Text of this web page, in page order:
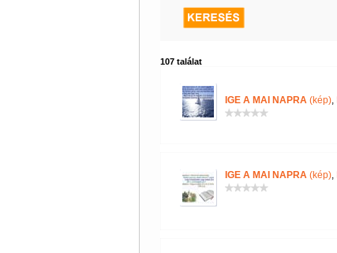
107 találat
IGE A MAI NAPRA(kép),
IGE A MAI NAPRA(kép),